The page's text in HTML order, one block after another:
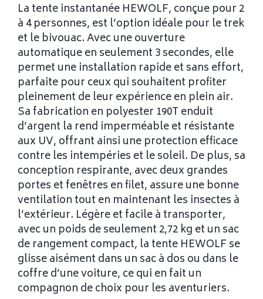
La tente instantanée HEWOLF, conçue pour 2
à 4 personnes, est l’option idéale pour le trek
et le bivouac. Avec une ouverture
automatique en seulement 3 secondes, elle
permet une installation rapide et sans effort,
parfaite pour ceux qui souhaitent profiter
pleinement de leur expérience en plein air.
Sa fabrication en polyester 190T enduit
d’argent la rend imperméable et résistante
aux UV, offrant ainsi une protection efficace
contre les intempéries et le soleil. De plus, sa
conception respirante, avec deux grandes
portes et fenêtres en filet, assure une bonne
ventilation tout en maintenant les insectes à
l’extérieur. Légère et facile à transporter,
avec un poids de seulement 2,72 kg et un sac
de rangement compact, la tente HEWOLF se
glisse aisément dans un sac à dos ou dans le
coffre d’une voiture, ce qui en fait un
compagnon de choix pour les aventuriers.